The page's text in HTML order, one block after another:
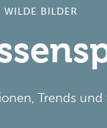
BILDER
Trends